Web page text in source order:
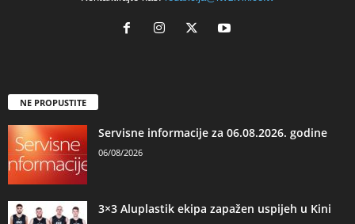
NE PROPUSTITE
Servisne informacije za 06.08.2026. godine
06/08/2026
3×3 Aluplastik ekipa zapažen uspijeh u Kini